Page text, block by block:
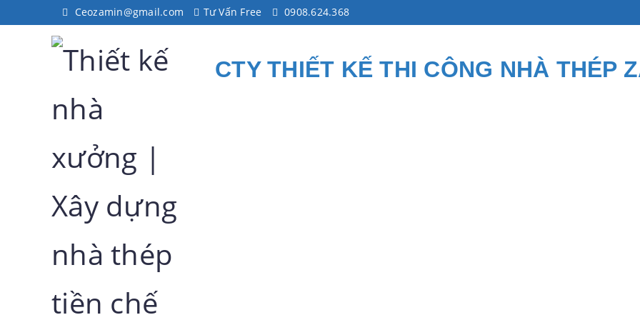
Ceozamin@gmail.com Tư Vấn Free 0908.624.368
CTY THIẾT KẾ THI CÔNG NHÀ THÉP